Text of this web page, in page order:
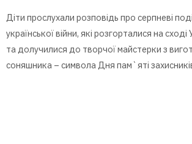
Діти прослухали розповідь про серпневі
української війни, які розгорталися на
та долучилися до творчої майстерки з
соняшника – символа Дня пам`яті